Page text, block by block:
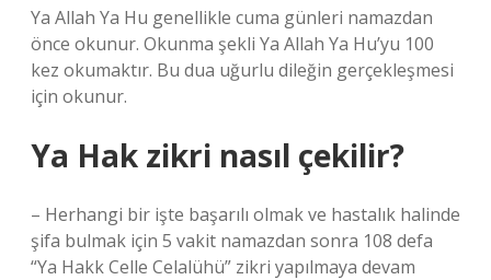
Ya Allah Ya Hu genellikle cuma günleri namazdan
önce okunur. Okunma şekli Ya Allah Ya Hu’yu 100
kez okumaktır. Bu dua uğurlu dileğin gerçekleşmesi
için okunur.
Ya Hak zikri nasıl çekilir?
– Herhangi bir işte başarılı olmak ve hastalık halinde
şifa bulmak için 5 vakit namazdan sonra 108 defa
“Ya Hakk Celle Celalühü” zikri yapılmaya devam